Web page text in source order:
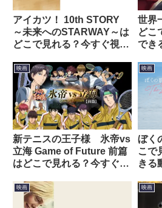
アイカツ！ 10th STORY
～未来へのSTARWAY～は
どこで見れる？今すぐ視聴
紹介！
世界
どこ
でき
映画
新テニスの王子様 氷帝vs
立海 Game of Future 前篇
はどこで見れる？今すぐ視
を紹介！
映画
ぼく
こで
きる
映画 映画